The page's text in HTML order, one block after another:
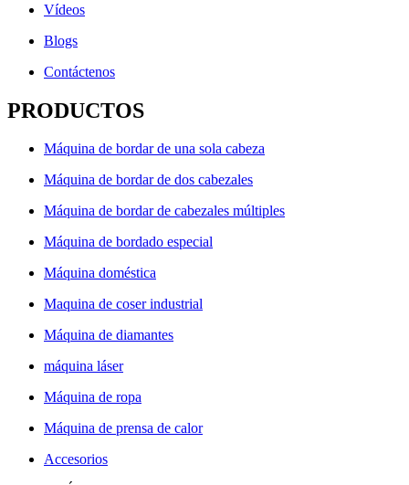
Vídeos
Blogs
Contáctenos
PRODUCTOS
Máquina de bordar de una sola cabeza
Máquina de bordar de dos cabezales
Máquina de bordar de cabezales múltiples
Máquina de bordado especial
Máquina doméstica
Maquina de coser industrial
Máquina de diamantes
máquina láser
Máquina de ropa
Máquina de prensa de calor
Accesorios